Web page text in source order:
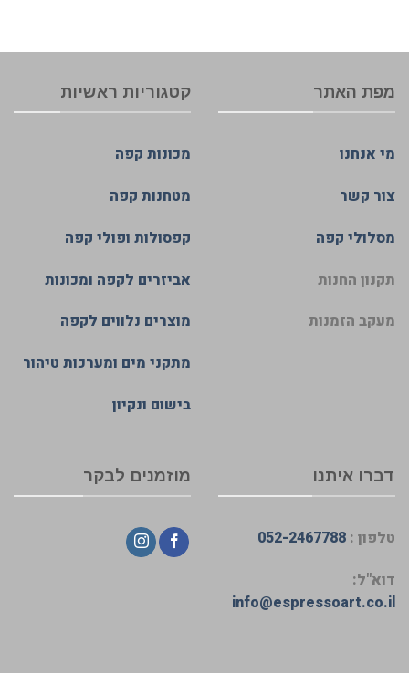
מפת האתר
מי אנחנו
צור קשר
מסלולי קפה
תקנון החנות
מעקב הזמנות
קטגוריות ראשיות
מכונות קפה
מטחנות קפה
קפסולות ופולי קפה
אביזרים לקפה ומכונות
מוצרים נלווים לקפה
מתקני מים ומערכות טיהור
בישום ונקיון
דברו איתנו
טלפון : 052-2467788
דוא"ל:
info@espressoart.co.il
מוזמנים לבקר